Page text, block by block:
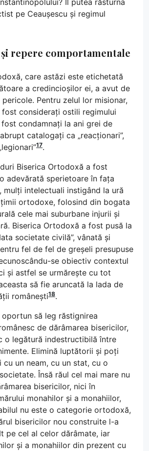
pe Ceaușescu și regimul
repere comportamentale
care astăzi este etichetată
a credincioșilor ei, a avut de
Pentru zelul lor misionar,
considerați ostili regimului
condamnați la ani grei de
catalogați ca „reacționari”,
17.
Biserica Ortodoxă a fost
adevărată sperietoare în fața
mulți intelectuali instigând la ură
ortodoxe, folosind din bogata
cele mai suburbane injurii și
Biserica Ortodoxă a fost pusă la
societate civilă”, vânată și
fel de fel de greșeli presupuse
se obiectiv contextul
și astfel se urmărește cu tot
să fie aruncată la lada de
românești18.
să leg răstignirea
de dărâmarea bisericilor,
o legătură indestructibilă între
Elimină luptătorii și poți
un neam, cu un stat, cu o
Însă răul cel mai mare nu
bisericilor, nici în
monahilor și a monahiilor,
nu este o categorie ortodoxă,
bisericilor nou construite l-a
pe cel al celor dărâmate, iar
și a monahiilor din prezent cu